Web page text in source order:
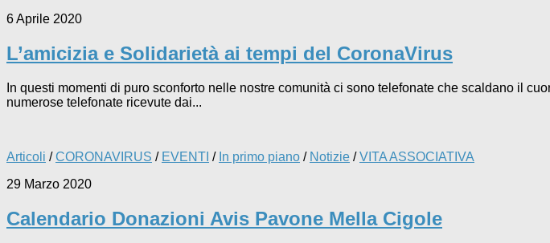
6 Aprile 2020
L’amicizia e Solidarietà ai tempi del CoronaVirus
In questi momenti di puro sconforto nelle nostre comunità ci sono telefonate che scaldano il
numerose telefonate ricevute dai...
Articoli /CORONAVIRUS / EVENTI / In primo piano / Notizie /VITA ASSOCIATIVA
29 Marzo 2020
Calendario Donazioni Avis Pavone Mella Cigole